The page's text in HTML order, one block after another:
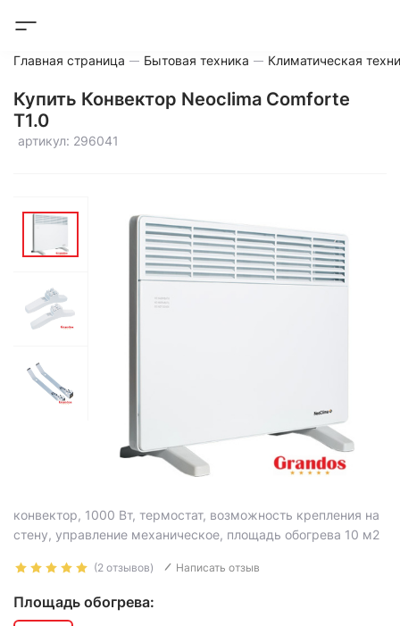
Главная страница Бытовая техника Климатическая
Купить Конвектор Neoclima Comforte
T1.0
артикул: 296041
конвектор, 1000 Вт, термостат, возможность крепления на
стену, управление механическое, площадь обогрева 10 м2
(2 отзывов) Написать отзыв
Площадь обогрева: